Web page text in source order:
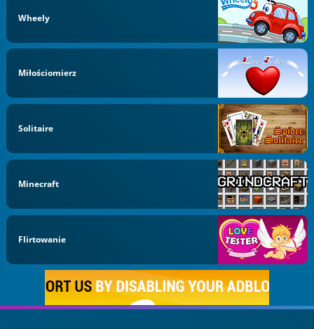
Wheely
Miłościomierz
Solitaire
Minecraft
Flirtowanie